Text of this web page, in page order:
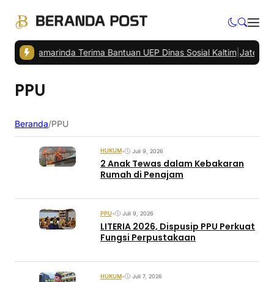
Samarinda Terima Bantuan UEP Dinas Sosial Kaltim|Jateng
PPU
Beranda/PPU
HUKUM• Juli 9, 2026
2 Anak Tewas dalam Kebakaran
Rumah di Penajam
PPU• Juli 9, 2026
LITERIA 2026, Dispusip PPU Perkuat
Fungsi Perpustakaan
HUKUM• Juli 7, 2026